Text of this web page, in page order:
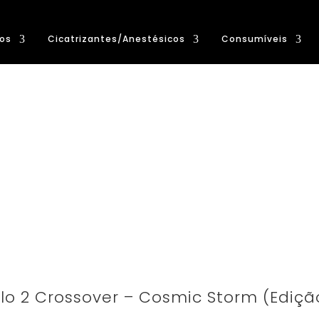
Cicatrizantes/Anestésicos Consumíveis
2 Crossover – Cosmic Storm